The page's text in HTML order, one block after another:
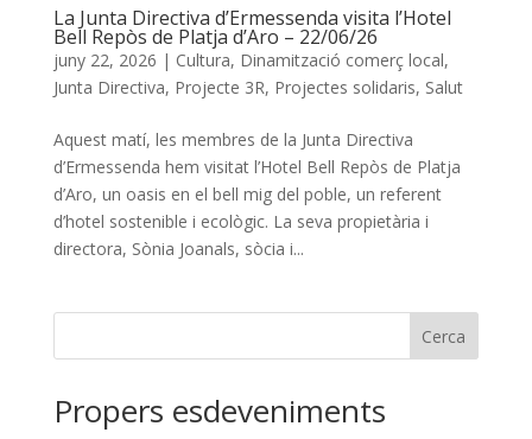
La Junta Directiva d’Ermessenda visita l’Hotel
Bell Repòs de Platja d’Aro – 22/06/26
juny 22, 2026 | Cultura, Dinamització comerç local,
Junta Directiva, Projecte 3R, Projectes solidaris, Salut
Aquest matí, les membres de la Junta Directiva
d’Ermessenda hem visitat l’Hotel Bell Repòs de Platja
d’Aro, un oasis en el bell mig del poble, un referent
d’hotel sostenible i ecològic. La seva propietària i
directora, Sònia Joanals, sòcia i...
Cerca
Propers esdeveniments